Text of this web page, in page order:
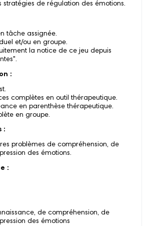
de régulation des émotions.
tâche assignée.
et/ou en groupe.
la notice de ce jeu depuis
:
complètes en outil thérapeutique.
en parenthèse thérapeutique.
en groupe.
:
problèmes de compréhension, de
des émotions.
:
de compréhension, de
des émotions